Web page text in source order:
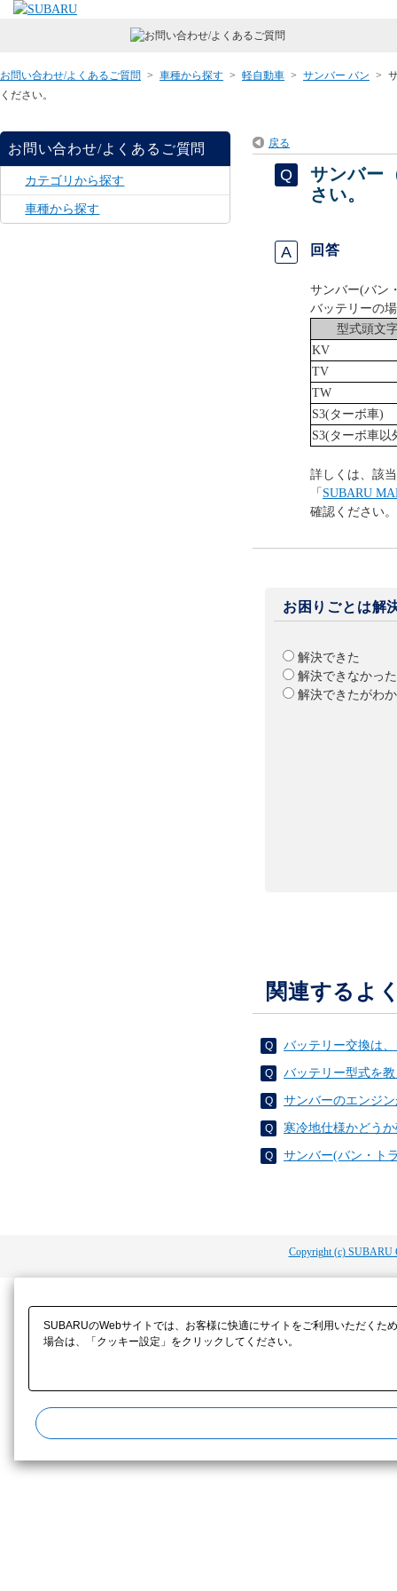
お問い合わせ/よくあるご質問 > 車種から探す > 軽自動車 > サンバー バン >
ください。
お問い合わせ/よくあるご質問
カテゴリから探す
車種から探す
戻る
サンバー
さい。
回答
サンバー(バン
バッテリーの
型式頭文
KV
TV
TW
S3(ターボ車)
S3(ターボ車以
詳しくは、該
「 SUBARU
確認ください。
お困りごとは解
解決できた
解決できなかった
解決できたがわ
関連するよ
バッテリー交換は
バッテリー型式を
サンバーのエンジ
寒冷地仕様かどう
サンバー(バン・ト
Copyright (c) SUBARU
SUBARUのWebサイトでは、お客様に快適にサイトをご利用いただく
場合は、「クッキー設定」をクリックしてください。​